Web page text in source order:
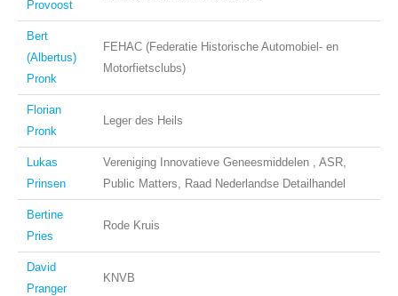
Provoost
Bert
(Albertus)
Pronk
FEHAC (Federatie Historische Automobiel- en
Motorfietsclubs)
Florian
Pronk
Leger des Heils
Lukas
Prinsen
Vereniging Innovatieve Geneesmiddelen , ASR,
Public Matters, Raad Nederlandse Detailhandel
Bertine
Pries
Rode Kruis
David
Pranger
KNVB